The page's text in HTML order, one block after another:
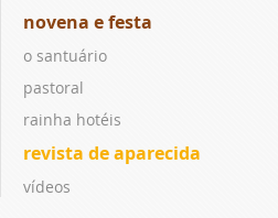
novena e festa
o santuário
pastoral
rainha hotéis
revista de aparecida
vídeos